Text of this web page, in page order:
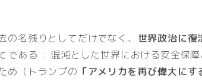
の名残りとしてだけでなく、 世界政治に復
である： 混沌とした世界における安全保
め（トランプの 「アメリカを再び偉大にす